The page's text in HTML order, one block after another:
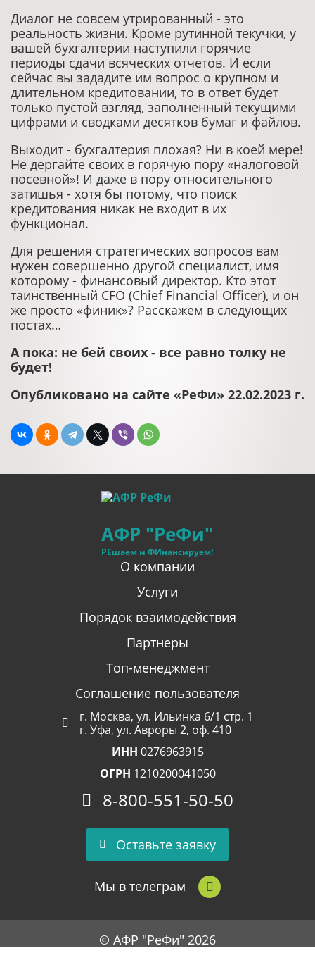
Диалог не совсем утрированный - это
реальность жизни. Кроме рутинной текучки, у
вашей бухгалтерии наступили горячие
периоды сдачи всяческих отчетов. И если
сейчас вы зададите им вопрос о крупном и
длительном кредитовании, то в ответ будет
только пустой взгляд, заполненный текущими
цифрами и сводками десятков бумаг и файлов.
Выходит - бухгалтерия плохая? Ни в коей мере!
Не дергайте своих в горячую пору «налоговой
посевной»! И даже в пору относительного
затишья - хотя бы потому, что поиск
кредитования никак не входит в их
функционал.
Для решения стратегических вопросов вам
нужен совершенно другой специалист, имя
которому - финансовый директор. Кто этот
таинственный СFO (Chief Financial Officer), и он
же просто «финик»? Расскажем в следующих
постах…
А пока: не бей своих - все равно толку не
будет!
Опубликовано на сайте «РеФи» 22.02.2023 г.
АФР "РеФи"
РЕшаем и ФИнансируем!
О компании
Услуги
Порядок взаимодействия
Партнеры
Топ-менеджмент
Соглашение пользователя
г. Москва, ул. Ильинка 6/1 стр. 1
г. Уфа, ул. Авроры 2, оф. 410
ИНН 0276963915
ОГРН 1210200041050
8-800-551-50-50
Оставьте заявку
Мы в телеграм
© АФР "РеФи" 2026